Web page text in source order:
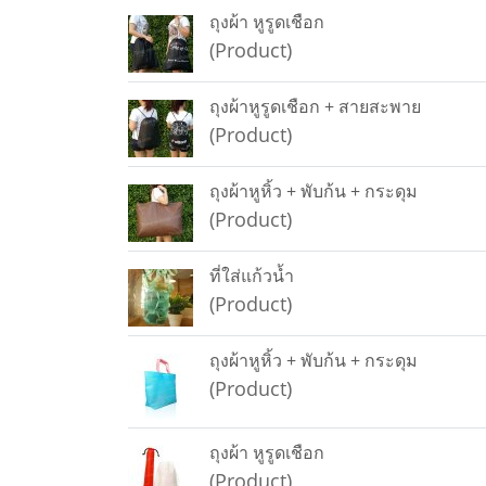
ถุงผ้า หูรูดเชือก
(Product)
ถุงผ้าหูรูดเชือก + สายสะพาย
(Product)
ถุงผ้าหูหิ้ว + พับก้น + กระดุม
(Product)
ที่ใส่แก้วน้ำ
(Product)
ถุงผ้าหูหิ้ว + พับก้น + กระดุม
(Product)
ถุงผ้า หูรูดเชือก
(Product)